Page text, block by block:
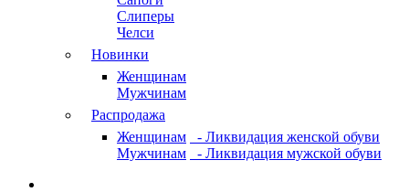
Слиперы
Челси
Новинки
Женщинам
Мужчинам
Распродажа
Женщинам
- Ликвидация женской обуви
Мужчинам
- Ликвидация мужской обуви